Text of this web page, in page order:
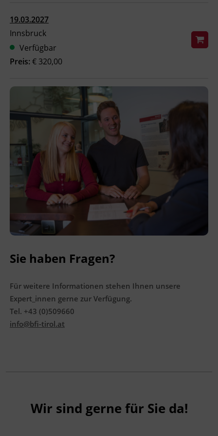
Ingenieurzertifizierung
Deutsch und Integration
Akademisches Studienzentrum
Digitales Lernen
BFI Reutte
BFI Schwaz
19.03.2027
Innsbruck
Verfügbar
Preis: € 320,00
Sie haben Fragen?
Für weitere Informationen stehen Ihnen unsere
Expert_innen gerne zur Verfügung.
Tel. +43 (0)509660
info@bfi-tirol.at
Wir sind gerne für Sie da!